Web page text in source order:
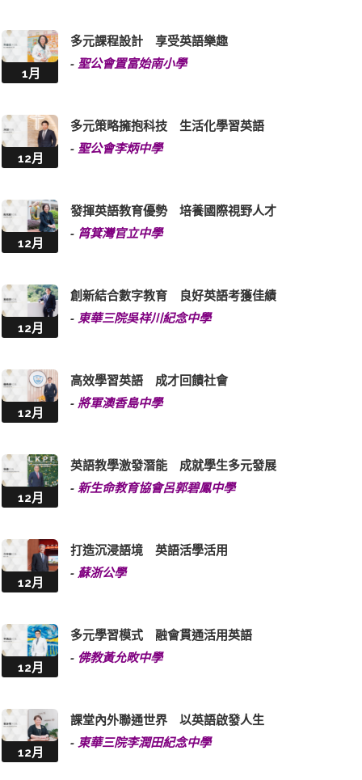
1月
多元課程設計 享受英語樂趣
- 聖公會置富始南小學
12月
多元策略擁抱科技 生活化學習英語
- 聖公會李炳中學
12月
發揮英語教育優勢 培養國際視野人才
- 筲箕灣官立中學
12月
創新結合數字教育 良好英語考獲佳績
- 東華三院吳祥川紀念中學
12月
高效學習英語 成才回饋社會
- 將軍澳香島中學
12月
英語教學激發潛能 成就學生多元發展
- 新生命教育協會呂郭碧鳳中學
12月
打造沉浸語境 英語活學活用
- 蘇浙公學
12月
多元學習模式 融會貫通活用英語
- 佛教黃允畋中學
12月
課堂內外聯通世界 以英語啟發人生
- 東華三院李潤田紀念中學